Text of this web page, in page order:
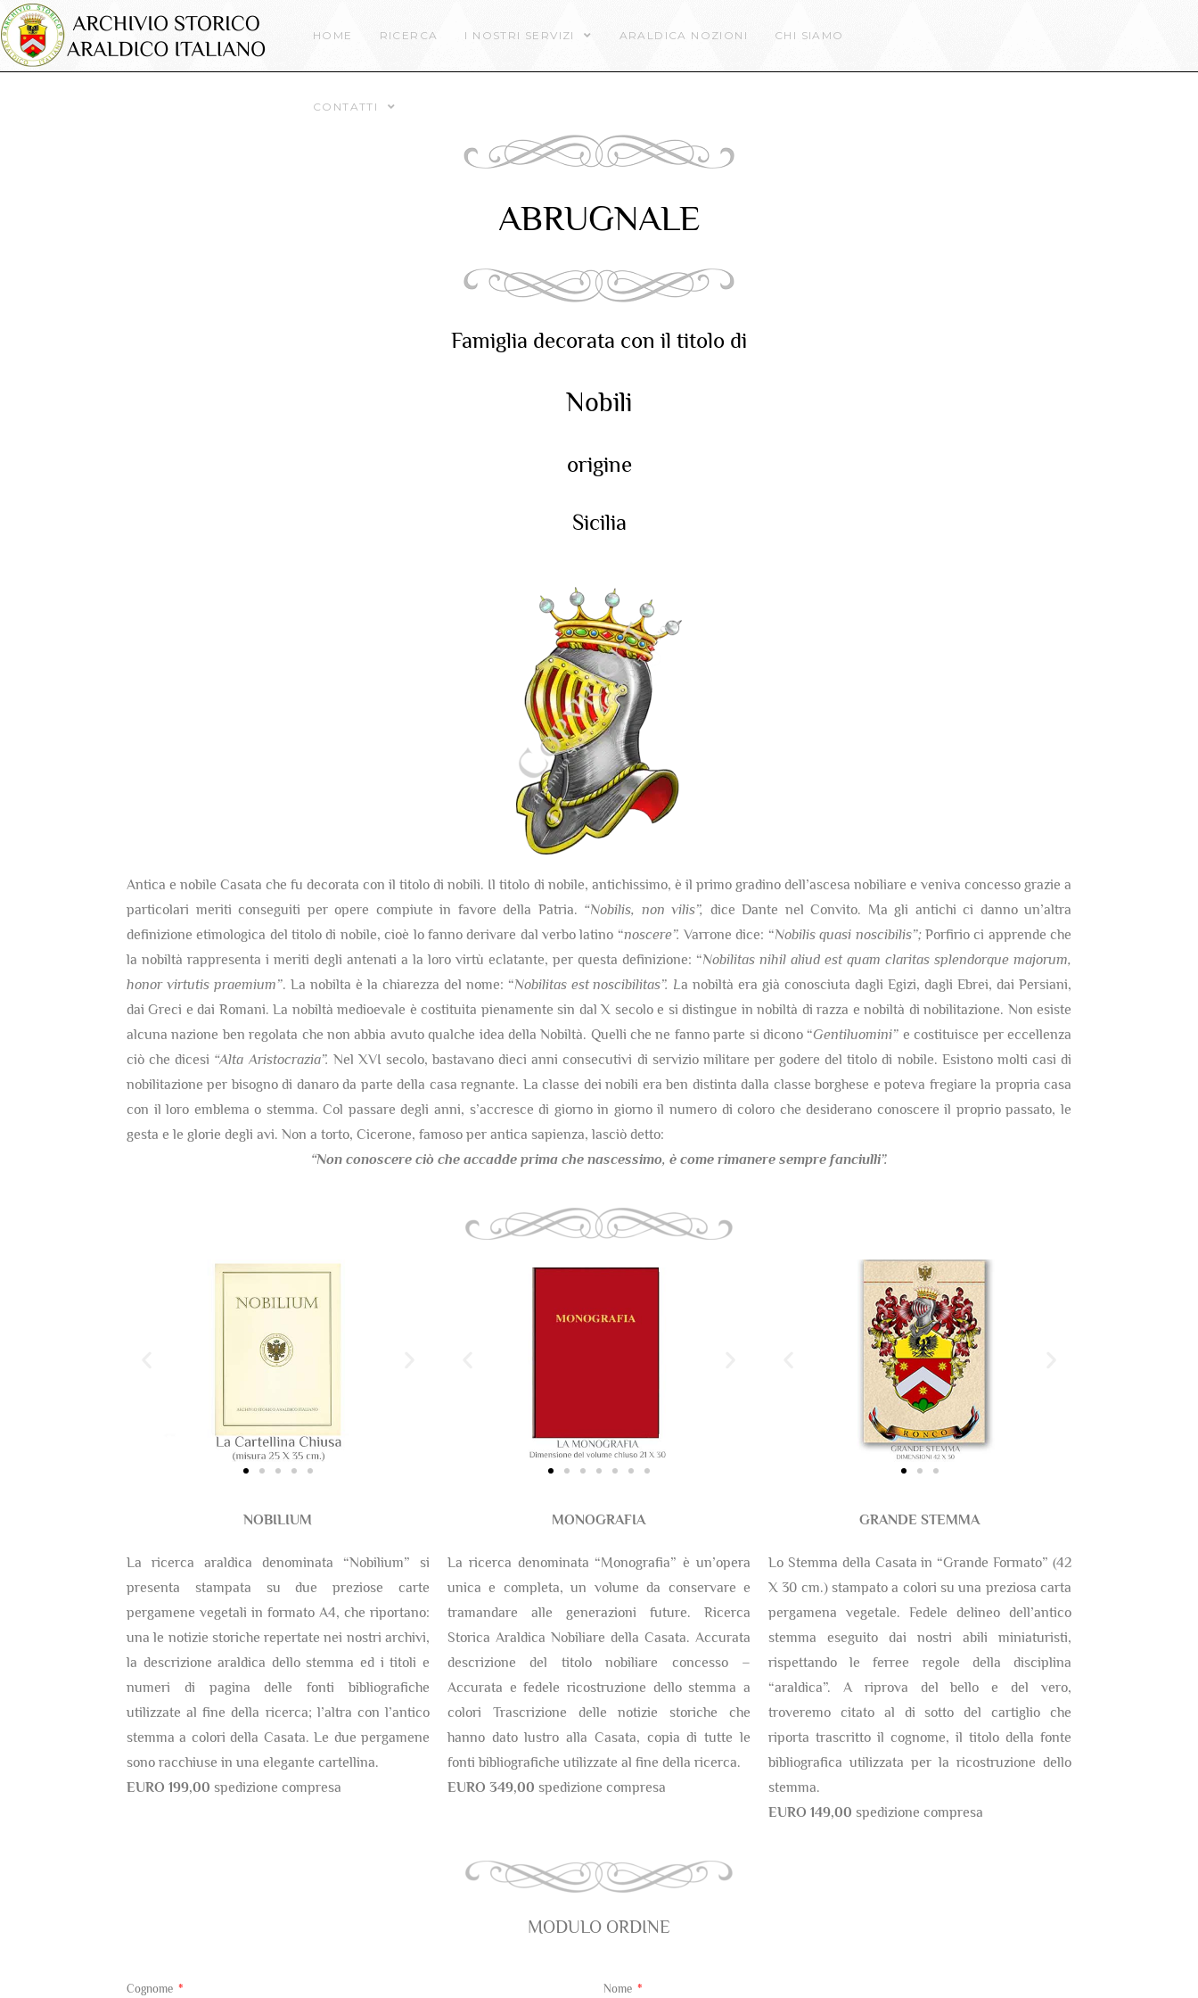
HOME RICERCA I NOSTRI SERVIZI ARALDICA NOZIONI CHI SIAMO
CONTATTI
ABRUGNALE
Famiglia decorata con il titolo di
Nobili
origine
Sicilia
Antica e nobile Casata che fu decorata con il titolo di nobili. Il titolo di nobile, antichissimo, è il primo gradino dell’ascesa nobiliare e veniva concesso grazie a
particolari meriti conseguiti per opere compiute in favore della Patria. “Nobilis, non vilis”, dice Dante nel Convito. Ma gli antichi ci danno un’altra
definizione etimologica del titolo di nobile, cioè lo fanno derivare dal verbo latino “noscere”.Varrone dice: “Nobilis quasi noscibilis”; Porfirio ci apprende che
la nobiltà rappresenta i meriti degli antenati a la loro virtù eclatante, per questa definizione: “Nobilitas nihil aliud est quam claritas splendorque majorum,
honor virtutis praemium”. La nobilta è la chiarezza del nome: “Nobilitas est noscibilitas”. La nobiltà era già conosciuta dagli Egizi, dagli Ebrei, dai Persiani,
dai Greci e dai Romani. La nobiltà medioevale è costituita pienamente sin dal X secolo e si distingue in nobiltà di razza e nobiltà di nobilitazione. Non esiste
alcuna nazione ben regolata che non abbia avuto qualche idea della Nobiltà. Quelli che ne fanno parte si dicono “Gentiluomini” e costituisce per eccellenza
ciò che dicesi “Alta Aristocrazia”. Nel XVI secolo, bastavano dieci anni consecutivi di servizio militare per godere del titolo di nobile. Esistono molti casi di
nobilitazione per bisogno di danaro da parte della casa regnante. La classe dei nobili era ben distinta dalla classe borghese e poteva fregiare la propria casa
con il loro emblema o stemma. Col passare degli anni, s’accresce di giorno in giorno il numero di coloro che desiderano conoscere il proprio passato, le
gesta e le glorie degli avi. Non a torto, Cicerone, famoso per antica sapienza, lasciò detto:
“Non conoscere ciò che accadde prima che nascessimo, è come rimanere sempre fanciulli”.
NOBILIUM
La ricerca araldica denominata “Nobilium” si
presenta stampata su due preziose carte
pergamene vegetali in formato A4, che riportano:
una le notizie storiche repertate nei nostri archivi,
la descrizione araldica dello stemma ed i titoli e
numeri di pagina delle fonti bibliografiche
utilizzate al fine della ricerca; l’altra con l’antico
stemma a colori della Casata. Le due pergamene
sono racchiuse in una elegante cartellina.
EURO 199,00 spedizione compresa
MONOGRAFIA
La ricerca denominata “Monografia” è un’opera
unica e completa, un volume da conservare e
tramandare alle generazioni future. Ricerca
Storica Araldica Nobiliare della Casata. Accurata
descrizione del titolo nobiliare concesso –
Accurata e fedele ricostruzione dello stemma a
colori Trascrizione delle notizie storiche che
hanno dato lustro alla Casata, copia di tutte le
fonti bibliografiche utilizzate al fine della ricerca.
EURO 349,00 spedizione compresa
GRANDE STEMMA
Lo Stemma della Casata in “Grande Formato” (42
X 30 cm.) stampato a colori su una preziosa carta
pergamena vegetale. Fedele delineo dell’antico
stemma eseguito dai nostri abili miniaturisti,
rispettando le ferree regole della disciplina
“araldica”. A riprova del bello e del vero,
troveremo citato al di sotto del cartiglio che
riporta trascritto il cognome, il titolo della fonte
bibliografica utilizzata per la ricostruzione dello
stemma.
EURO 149,00 spedizione compresa
MODULO ORDINE
Cognome Nome